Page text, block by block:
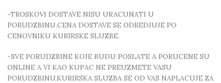
-TROSKOVI DOSTAVE NISU URACUNATI U
PORUDZBINU.CENA DOSTAVE SE ODREDJUJE PO
CENOVNIKU KURIRSKE SLUZBE.
-SVE PORUDZBINE KOJE BUDU POSLATE A PORUCENE SU
ONLINE A VI KAO KUPAC NE PREUZMETE VASU
PORUDZBINU,KURIRSKA SLUZBA SE OD VAS NAPLACUJE ZA